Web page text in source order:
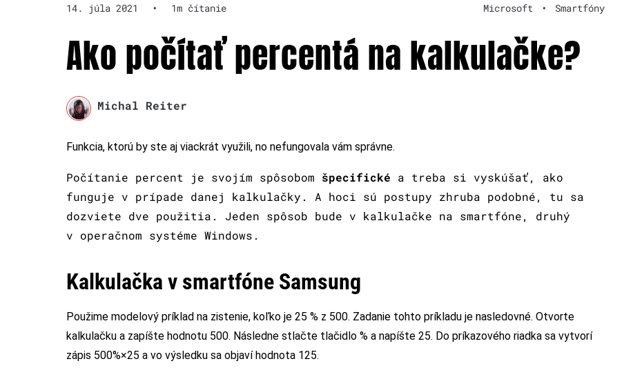
14. júla 2021 • 1m čítanie Microsoft • Smartfóny
Ako počítať percentá na kalkulačke?
Michal Reiter
Funkcia, ktorú by ste aj viackrát využili, no nefungovala vám správne.
Počítanie percent je svojím spôsobom špecifické a treba si vyskúšať, ako
funguje v prípade danej kalkulačky. A hoci sú postupy zhruba podobné, tu sa
dozviete dve použitia. Jeden spôsob bude v kalkulačke na smartfóne, druhý
v operačnom systéme Windows.
Kalkulačka v smartfóne Samsung
Použime modelový príklad na zistenie, koľko je 25 % z 500. Zadanie tohto príkladu je nasledovné. Otvorte
kalkulačku a zapíšte hodnotu 500. Následne stlačte tlačidlo % a napíšte 25. Do príkazového riadka sa vytvorí
zápis 500%×25 a vo výsledku sa objaví hodnota 125.